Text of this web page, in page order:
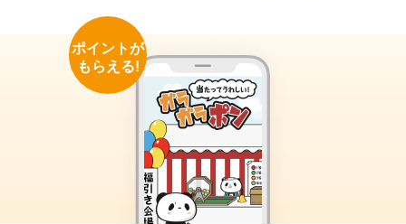
ポイントが
もらえる!